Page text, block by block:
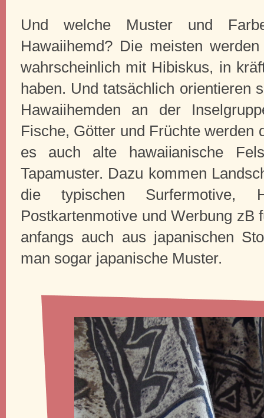
Und welche Muster und
Hawaiihemd? Die meisten
wahrscheinlich mit Hibiskus, in
haben. Und tatsächlich orientieren
Hawaiihemden an der
Fische, Götter und Früchte werden
es auch alte hawaiianische
Tapamuster. Dazu kommen
die typischen Surfermotive,
Postkartenmotive und Werbung zB
anfangs auch aus japanischen
man sogar japanische Muster.